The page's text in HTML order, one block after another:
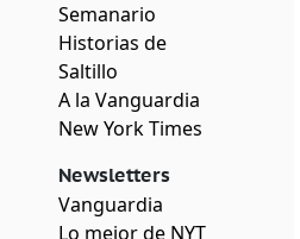
Semanario
Historias de
Saltillo
A la Vanguardia
New York Times
Newsletters
Vanguardia
Lo mejor de NYT